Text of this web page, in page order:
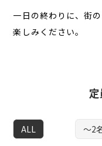
特別優待会員様
一日の終わりに、街
楽しみください。
ALL 〜2